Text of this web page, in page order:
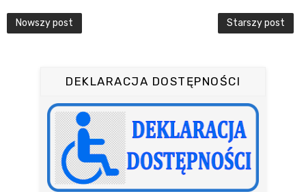
Nowszy post Starszy post
DEKLARACJA DOSTĘPNOŚCI